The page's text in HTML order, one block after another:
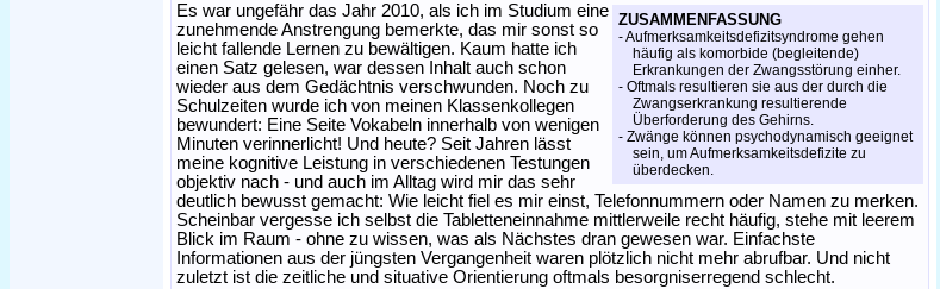
ZUSAMMENFASSUNG
- Aufmerksamkeitsdefizitsyndrome gehen
häufig als komorbide (begleitende)
Erkrankungen der Zwangsstörung einher.
- Oftmals resultieren sie aus der durch die
Zwangserkrankung resultierende
Überforderung des Gehirns.
- Zwänge können psychodynamisch geeignet
sein, um Aufmerksamkeitsdefizite zu
überdecken.
Es war ungefähr das Jahr 2010, als ich im Studium eine
zunehmende Anstrengung bemerkte, das mir sonst so
leicht fallende Lernen zu bewältigen. Kaum hatte ich
einen Satz gelesen, war dessen Inhalt auch schon
wieder aus dem Gedächtnis verschwunden. Noch zu
Schulzeiten wurde ich von meinen Klassenkollegen
bewundert: Eine Seite Vokabeln innerhalb von wenigen
Minuten verinnerlicht! Und heute? Seit Jahren lässt
meine kognitive Leistung in verschiedenen Testungen
objektiv nach - und auch im Alltag wird mir das sehr
deutlich bewusst gemacht: Wie leicht fiel es mir einst, Telefonnummern oder Namen zu merken.
Scheinbar vergesse ich selbst die Tabletteneinnahme mittlerweile recht häufig, stehe mit leerem
Blick im Raum - ohne zu wissen, was als Nächstes dran gewesen war. Einfachste
Informationen aus der jüngsten Vergangenheit waren plötzlich nicht mehr abrufbar. Und nicht
zuletzt ist die zeitliche und situative Orientierung oftmals besorgniserregend schlecht.